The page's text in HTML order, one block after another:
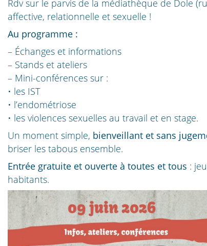
Rdv sur le parvis de la médiathèque de Dole
affective, relationnelle et sexuelle !
Au programme :
– Échanges et informations
– Stands et ateliers
– Mini-conférences sur :
• les IST
• l’endométriose
• les violences sexuelles au travail et en stage.
Un moment simple, bienveillant et sans
briser les tabous ensemble.
Entrée gratuite et ouverte à toutes et tous :
habitants.